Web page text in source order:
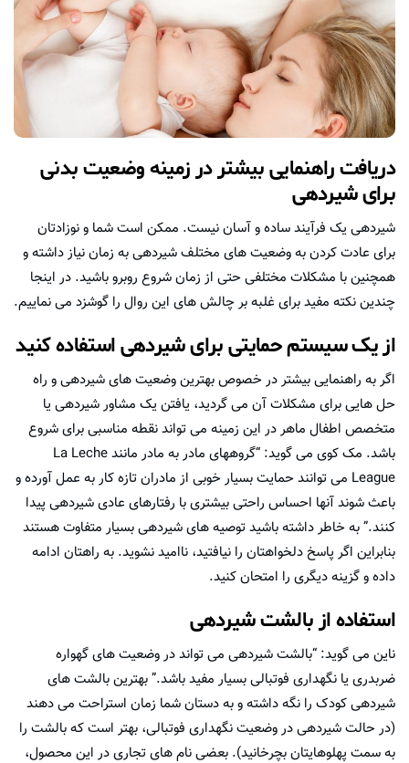
دریافت راهنمایی بیشتر در زمینه وضعیت بدنی
برای شیردهی
شیردهی یک فرآیند ساده و آسان نیست. ممکن است شما و نوزادتان
برای عادت کردن به وضعیت های مختلف شیردهی به زمان نیاز داشته و
همچنین با مشکلات مختلفی حتی از زمان شروع روبرو باشید. در اینجا
چندین نکته مفید برای غلبه بر چالش های این روال را گوشزد می نماییم.
از یک سیستم حمایتی برای شیردهی استفاده کنید
اگر به راهنمایی بیشتر در خصوص بهترین وضعیت های شیردهی و راه
حل هایی برای مشکلات آن می گردید، یافتن یک مشاور شیردهی یا
متخصص اطفال ماهر در این زمینه می تواند نقطه مناسبی برای شروع
باشد. مک کوی می گوید: “گروههای مادر به مادر مانند La Leche
League می توانند حمایت بسیار خوبی از مادران تازه کار به عمل آورده و
باعث شوند آنها احساس راحتی بیشتری با رفتارهای عادی شیردهی پیدا
کنند.” به خاطر داشته باشید توصیه های شیردهی بسیار متفاوت هستند
بنابراین اگر پاسخ دلخواهتان را نیافتید، ناامید نشوید. به راهتان ادامه
داده و گزینه دیگری را امتحان کنید.
استفاده از بالشت شیردهی
ناین می گوید: “بالشت شیردهی می تواند در وضعیت های گهواره
ضربدری یا نگهداری فوتبالی بسیار مفید باشد.” بهترین بالشت های
شیردهی کودک را نگه داشته و به دستان شما زمان استراحت می دهند
(در حالت شیردهی در وضعیت نگهداری فوتبالی، بهتر است که بالشت را
به سمت پهلوهایتان بچرخانید). بعضی نام های تجاری در این محصول،